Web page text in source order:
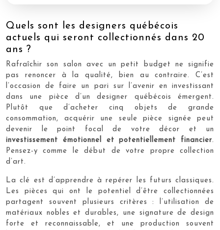
Quels sont les designers québécois
actuels qui seront collectionnés dans 20
ans ?
Rafraîchir son salon avec un petit budget ne signifie
pas renoncer à la qualité, bien au contraire. C’est
l’occasion de faire un pari sur l’avenir en investissant
dans une pièce d’un designer québécois émergent.
Plutôt que d’acheter cinq objets de grande
consommation, acquérir une seule pièce signée peut
devenir le point focal de votre décor et un
investissement émotionnel et potentiellement financier.
Pensez-y comme le début de votre propre collection
d’art.
La clé est d’apprendre à repérer les futurs classiques.
Les pièces qui ont le potentiel d’être collectionnées
partagent souvent plusieurs critères : l’utilisation de
matériaux nobles et durables, une signature de design
forte et reconnaissable, et une production souvent